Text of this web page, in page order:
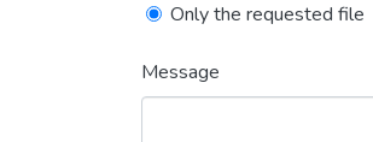
Only the requested file
Message